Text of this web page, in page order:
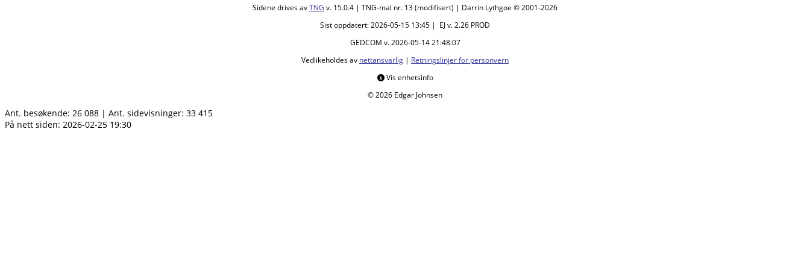
Sidene drives avTNG v. 15.0.4 | TNG-mal nr. 13 (modifisert) | Darrin Lythgoe © 2001-2026
Sist oppdatert: 2026-05-15 13:45 | EJ v. 2.26 PROD
GEDCOM v. 2026-05-14 21:48:07
Vedlikeholdes av nettansvarlig | Retningslinjer for personvern
Vis enhetsinfo
© 2026 Edgar Johnsen
Ant. besøkende: 26 088 | Ant. sidevisninger: 33 415
På nett siden: 2026-02-25 19:30